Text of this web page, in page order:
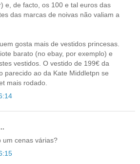
e, de facto, os 100 e tal euros das
das marcas de noivas não valiam a
gosta mais de vestidos princesas.
barato (no ebay, por exemplo) e
vestidos. O vestido de 199€ da
parecido ao da Kate Middletpn se
mais rodado.
um cenas várias?